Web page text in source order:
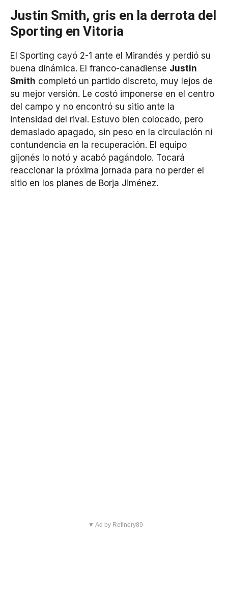
Justin Smith, gris en la derrota del
Sporting en Vitoria
El Sporting cayó 2-1 ante el Mirandés y perdió su
buena dinámica. El franco-canadiense Justin
Smith completó un partido discreto, muy lejos de
su mejor versión. Le costó imponerse en el centro
del campo y no encontró su sitio ante la
intensidad del rival. Estuvo bien colocado, pero
demasiado apagado, sin peso en la circulación ni
contundencia en la recuperación. El equipo
gijonés lo notó y acabó pagándolo. Tocará
reaccionar la próxima jornada para no perder el
sitio en los planes de Borja Jiménez.
▼ Ad by Refinery89